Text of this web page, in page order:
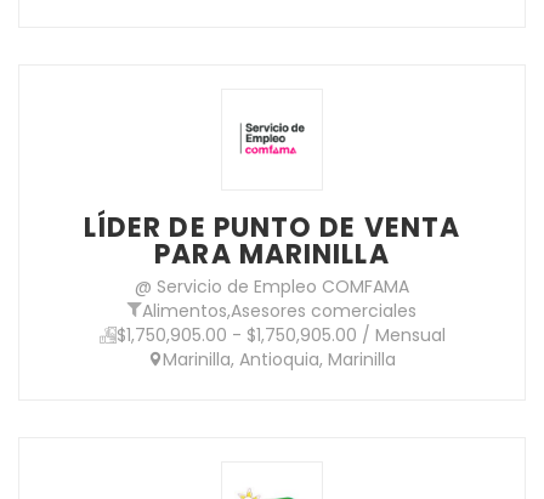
LÍDER DE PUNTO DE VENTA
PARA MARINILLA
@ Servicio de Empleo COMFAMA
Alimentos,Asesores comerciales
$1,750,905.00 - $1,750,905.00 / Mensual
Marinilla, Antioquia, Marinilla